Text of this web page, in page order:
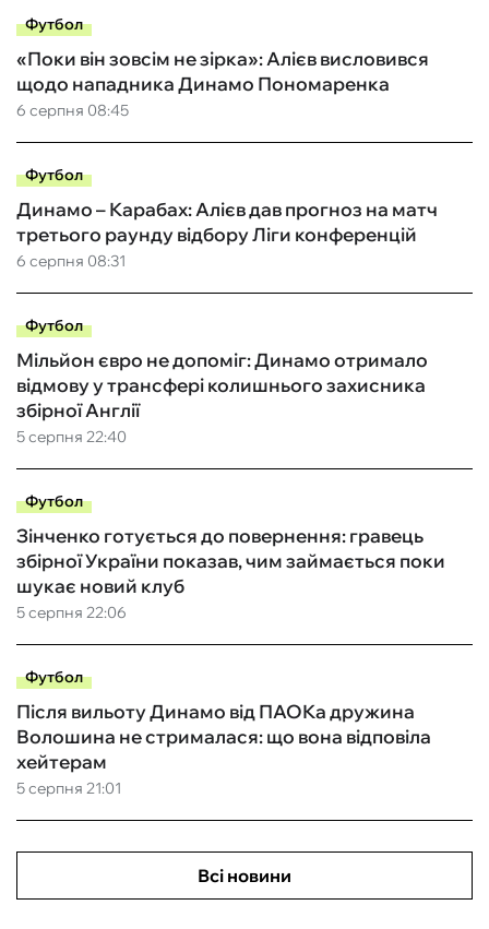
Футбол
6 серпня 08:45
«Поки він зовсім не зірка»: Алієв висловився
щодо нападника Динамо Пономаренка
Футбол
6 серпня 08:31
Динамо – Карабах: Алієв дав прогноз на матч
третього раунду відбору Ліги конференцій
Футбол
5 серпня 22:40
Мільйон євро не допоміг: Динамо отримало
відмову у трансфері колишнього захисника
збірної Англії
Футбол
5 серпня 22:06
Зінченко готується до повернення: гравець
збірної України показав, чим займається поки
шукає новий клуб
Футбол
5 серпня 21:01
Після вильоту Динамо від ПАОКа дружина
Волошина не стрималася: що вона відповіла
хейтерам
Всі новини